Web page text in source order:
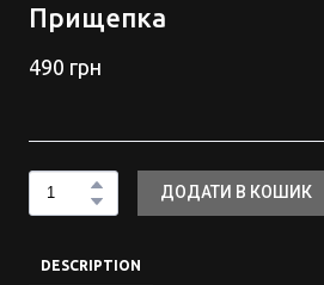
Прищепка
490 грн
ДОДАТИ В КОШИК
DESCRIPTION